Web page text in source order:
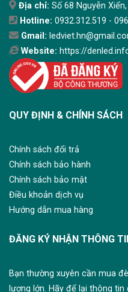
Địa chỉ: Số 68 Nguyễn
Hotline: 0932.312.519 -
Gmail:
Website: https://
QUY ĐỊNH & CHÍNH SÁCH
Chính sách đổi trả
Chính sách bảo hành
Chính sách bảo mật
Điều khoản dịch vụ
Hướng dẫn mua hàng
ĐĂNG KÝ NHẬN THÔNG
Bạn thường xuyên cần mua
lượng lớn. Hãy để lại thông